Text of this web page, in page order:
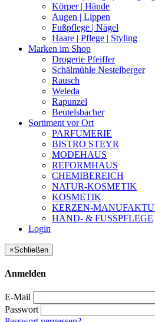
Körper | Hände
Augen | Lippen
Fußpflege | Nägel
Haare | Pflege | Styling
Marken im Shop
Drogerie Pfeiffer
Schälmühle Nestelberger
Rausch
Weleda
Rapunzel
Beutelsbacher
Sortiment vor Ort
PARFUMERIE
BISTRO STEYR
MODEHAUS
REFORMHAUS
CHEMIBEREICH
NATUR-KOSMETIK
KOSMETIK
KERZEN-
HAND- & FUSSPFLEGE
Login
×Schließen
Anmelden
E-Mail
Passwort